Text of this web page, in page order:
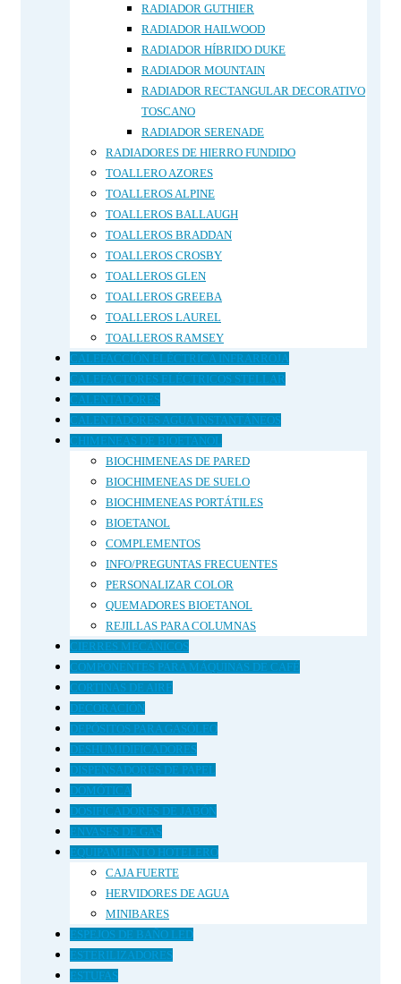
RADIADOR GUTHIER
RADIADOR HAILWOOD
RADIADOR HÍBRIDO DUKE
RADIADOR MOUNTAIN
RADIADOR RECTANGULAR DECORATIVO
TOSCANO
RADIADOR SERENADE
RADIADORES DE HIERRO FUNDIDO
TOALLERO AZORES
TOALLEROS ALPINE
TOALLEROS BALLAUGH
TOALLEROS BRADDAN
TOALLEROS CROSBY
TOALLEROS GLEN
TOALLEROS GREEBA
TOALLEROS LAUREL
TOALLEROS RAMSEY
CALEFACCIÓN ELÉCTRICA INFRARROJA
CALEFACTORES ELÉCTRICOS STELLAR
CALENTADORES
CALENTADORES AGUA INSTANTÁNEOS
CHIMENEAS DE BIOETANOL
BIOCHIMENEAS DE PARED
BIOCHIMENEAS DE SUELO
BIOCHIMENEAS PORTÁTILES
BIOETANOL
COMPLEMENTOS
INFO/PREGUNTAS FRECUENTES
PERSONALIZAR COLOR
QUEMADORES BIOETANOL
REJILLAS PARA COLUMNAS
CIERRES MECÁNICOS
COMPONENTES PARA MÁQUINAS DE CAFÉ
CORTINAS DE AIRE
DECORACIÓN
DEPÓSITOS PARA GASÓLEO
DESHUMIDIFICADORES
DISPENSADORES DE PAPEL
DOMÓTICA
DOSIFICADORES DE JABÓN
ENVASES DE GAS
EQUIPAMIENTO HOTELERO
CAJA FUERTE
HERVIDORES DE AGUA
MINIBARES
ESPEJOS DE BAÑO LED
ESTERILIZADORES
ESTUFAS